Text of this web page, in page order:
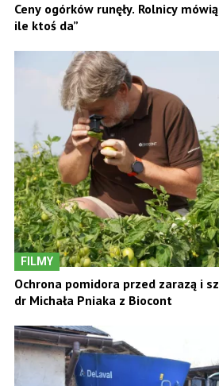
Ceny ogórków runęły. Rolnicy
ile ktoś da”
FILMY
Ochrona pomidora przed zarazą i
dr Michała Pniaka z Biocont